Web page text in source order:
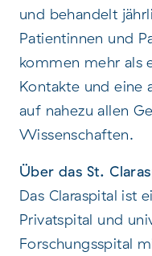
und behandelt
Patientinnen und
kommen mehr als
Kontakte und eine
auf nahezu allen
Wissenschaften.
Über das St.
Das Claraspital ist
Privatspital und
Forschungsspital